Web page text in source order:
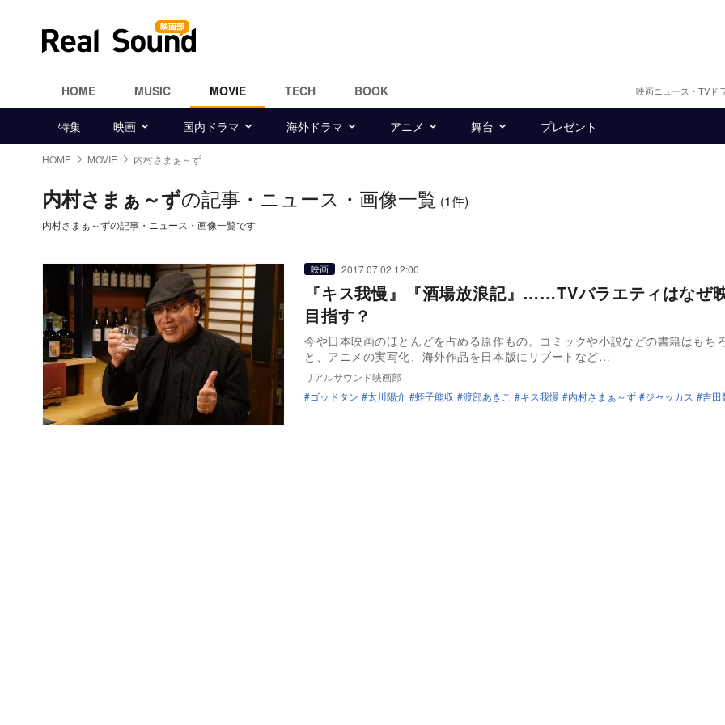
HOME MUSIC MOVIE TECH BOOK 映画ニュース・TVド
特集 映画 国内ドラマ 海外ドラマ アニメ 舞台 プレゼント
HOME MOVIE 内村さまぁ～ず
内村さまぁ～ずの記事・ニュース・画像一覧 (1件)
内村さまぁ～ずの記事・ニュース・画像一覧です
映画 2017.07.02 12:00
『キス我慢』『酒場放浪記』……TVバラエティはなぜ
目指す？
今や日本映画のほとんどを占める原作もの。コミックや小説などの書籍はもち
と、アニメの実写化、海外作品を日本版にリブートなど…
リアルサウンド映画部
ゴッドタン
太川陽介 蛭子能収 渡部あきこ キス我慢 内村さまぁ～ず ジャッカス 吉田